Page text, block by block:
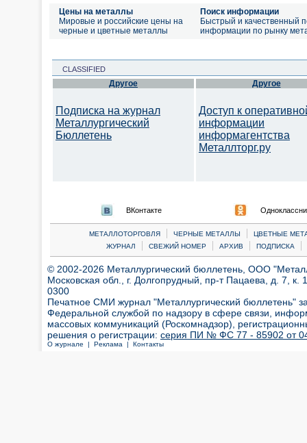
Цены на металлы
Мировые и российские цены на
черные и цветные металлы
Поиск информации
Быстрый и качественный
информации по рынку
CLASSIFIED
Другое
Подписка на журнал
Металлургический
Бюллетень
Другое
Доступ к
информации
информагентства
Металлторг.ру
ВКонтакте
МЕТАЛЛОТОРГОВЛЯ | ЧЕРНЫЕ МЕТАЛЛЫ |
ЦВЕТНЫЕ
ЖУРНАЛ
| СВЕЖИЙ НОМЕР | АРХИВ | ПОДПИСКА |
© 2002-2026 Металлургический бюллетень, ООО
Московская обл., г. Долгопрудный, пр-т Пацаева, д. 7,
0300
Печатное СМИ журнал "Металлургический бюллетень"
Федеральной службой по надзору в сфере связи,
массовых коммуникаций (Роскомнадзор),
решения о регистрации: серия ПИ № ФС 77 - 85902 от 04
О журнале | Реклама | Контакты